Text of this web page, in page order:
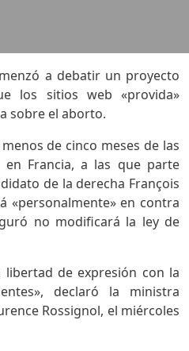
a debatir un proyecto
los sitios web «provida»
sobre el aborto.
de cinco meses de las
en Francia, a las que parte
de la derecha François
«personalmente» en contra
no modificará la ley de
de expresión con la
declaró la ministra
Rossignol, el miércoles